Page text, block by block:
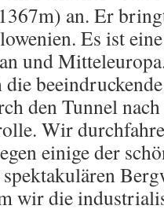
an. Er
Es ist
und
den Tunnel
Wir
einige der
wir die